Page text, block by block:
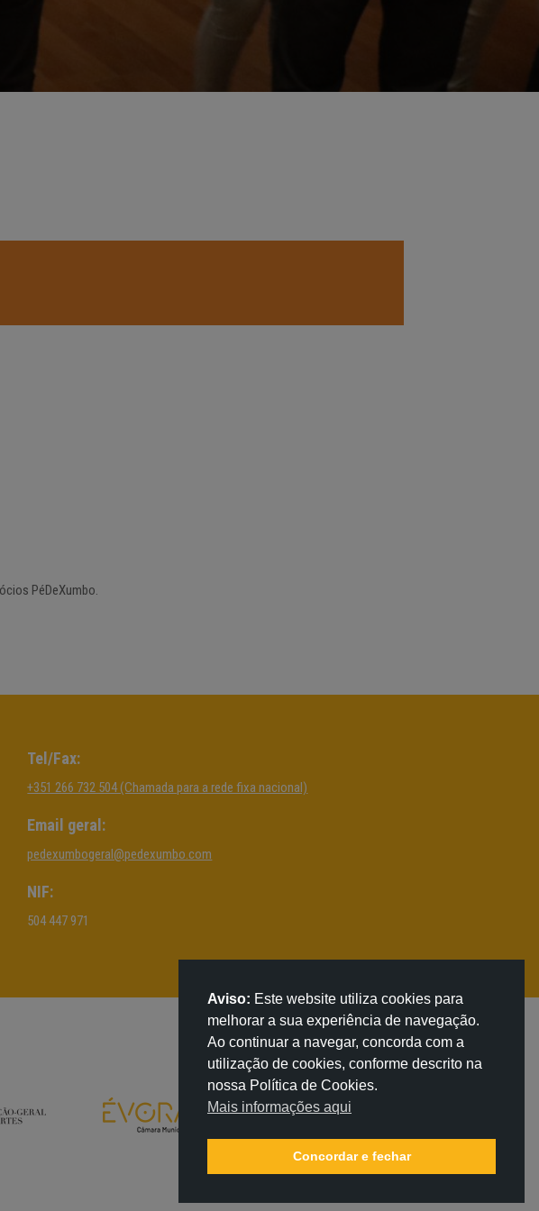
PéDeXumbo.
Tel/Fax:
+351 266 732 504 (Chamada para a rede fixa nacional)
Email geral:
pedexumbogeral@pedexumbo.com
NIF:
504 447 971
Aviso: Este website utiliza cookies para
melhorar a sua experiência de navegação.
Ao continuar a navegar, concorda com a
utilização de cookies, conforme descrito na
nossa Política de Cookies.
Mais informações aqui
Concordar e fechar